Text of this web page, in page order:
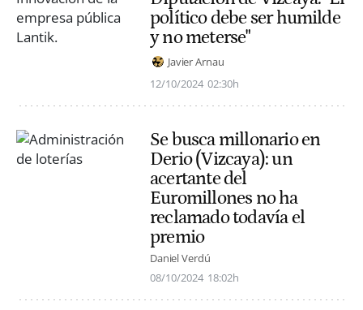
político debe ser humilde
y no meterse"
Javier Arnau
12/10/2024 02:30h
Se busca millonario en
Derio (Vizcaya): un
acertante del
Euromillones no ha
reclamado todavía el
premio
Daniel Verdú
08/10/2024 18:02h